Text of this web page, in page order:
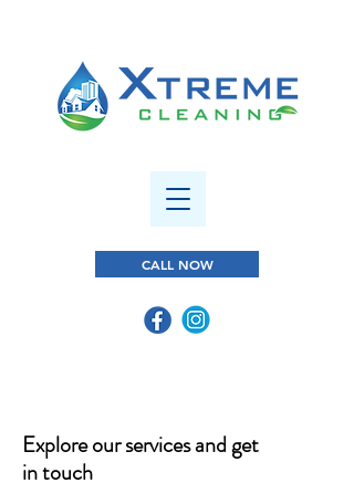
CALL NOW
Explore our services and get
in touch